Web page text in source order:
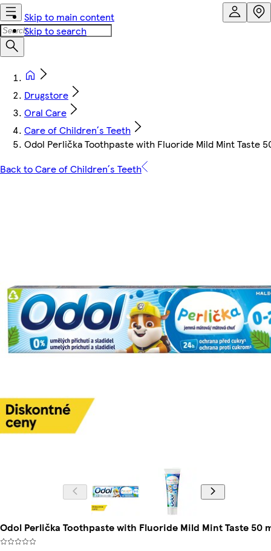
Skip to main content
Skip to search
Drugstore
Oral Care
Care of Children´s Teeth
Odol Perlička Toothpaste with Fluoride Mild Mint Taste
Back to Care of Children´s Teeth
Odol Perlička Toothpaste with Fluoride Mild Mint Taste 50